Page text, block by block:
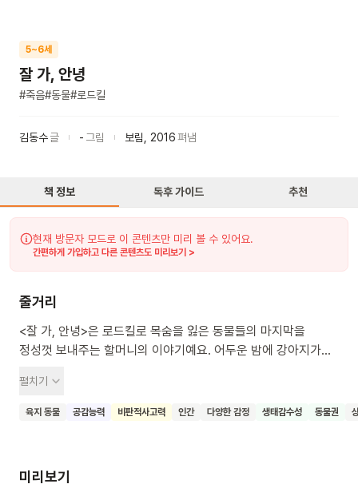
5~6세
잘 가, 안녕
#죽음#동물#로드킬
김동수글 - 그림 보림 2016펴냄
책 정보 독후 가이드 추천
현재 방문자 모드로 이 콘텐츠만 미리 볼 수 있어요.
간편하게 가입하고 다른 콘텐츠도 미리보기 >
줄거리
<잘 가, 안녕>은 로드킬로 목숨을 잃은 동물들의 마지막을
정성껏 보내주는 할머니의 이야기예요. 어두운 밤에 강아지가
데려오죠. 할머니의 집에는 차에치여 죽은 동물들이 많이도
있어요. 두동강이 난 뱀, 납작하게 깔린 개구리, 옆구리가 터진
동물들을 보내줍니다. 이 책은 구체적인 죽음에 대한 책이에요.
펼치기
육지 동물 공감능력 비판적사고력 인간 다양한 감정 생태감수성 동물권
미리보기